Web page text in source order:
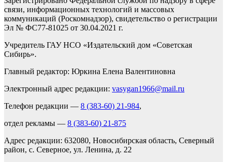
связи, информационных технологий и массовых
коммуникаций (Роскомнадзор), свидетельство о регистрации
Эл № ФС77-81025 от 30.04.2021 г.
Учредитель ГАУ НСО «Издательский дом «Советская
Сибирь».
Главный редактор: Юркина Елена Валентиновна
Электронный адрес редакции: vasygan1966@mail.ru
Телефон редакции — 8 (383-60) 21-984,
отдел рекламы — 8 (383-60) 21-875
Адрес редакции: 632080, Новосибирская область, Северный
район, с. Северное, ул. Ленина, д. 22